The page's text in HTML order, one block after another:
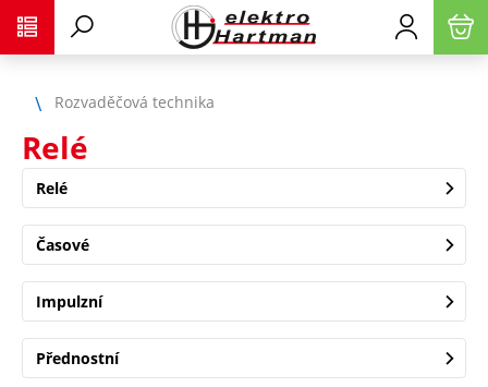
Rozvaděčová technika
Relé
Relé
Časové
Impulzní
Přednostní